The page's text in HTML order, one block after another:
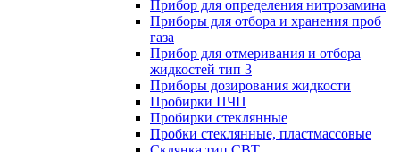
Прибор для определения нитрозамина
Приборы для отбора и хранения проб
газа
Прибор для отмеривания и отбора
жидкостей тип 3
Приборы дозирования жидкости
Пробирки ПЧП
Пробирки стеклянные
Пробки стеклянные, пластмассовые